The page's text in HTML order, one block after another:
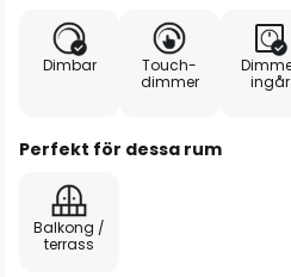
Dimbar
Touch-
dimmer
ingår
Perfekt för dessa rum
Balkong /
terrass